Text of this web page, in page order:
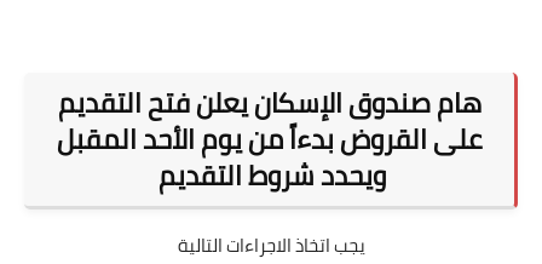
هام صندوق الإسكان يعلن فتح التقديم
على القروض بدءاً من يوم الأحد المقبل
ويحدد شروط التقديم
يجب اتخاذ الاجراءات التالية